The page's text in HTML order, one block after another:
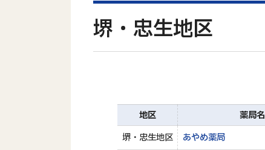
堺・忠生地区
地区 薬局名
堺・忠生地区
あやめ薬局